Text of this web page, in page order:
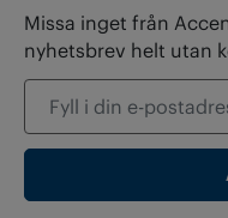
Missa inget från
nyhetsbrev helt utan